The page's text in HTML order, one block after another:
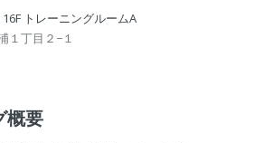
トレーニングルームA
１丁目２−１
概要